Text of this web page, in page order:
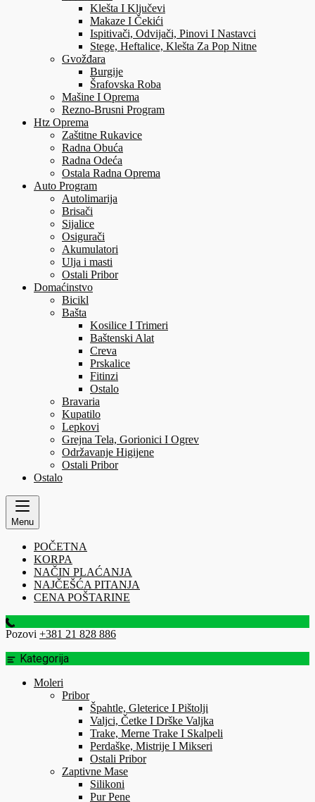
Klešta I Ključevi
Makaze I Čekići
Ispitivači, Odvijači, Pinovi I Nastavci
Stege, Heftalice, Klešta Za Pop Nitne
Gvožđara
Burgije
Šrafovska Roba
Mašine I Oprema
Rezno-Brusni Program
Htz Oprema
Zaštitne Rukavice
Radna Obuća
Radna Odeća
Ostala Radna Oprema
Auto Program
Autolimarija
Brisači
Sijalice
Osigurači
Akumulatori
Ulja i masti
Ostali Pribor
Domaćinstvo
Bicikl
Bašta
Kosilice I Trimeri
Baštenski Alat
Creva
Prskalice
Fitinzi
Ostalo
Bravaria
Kupatilo
Lepkovi
Grejna Tela, Gorionici I Ogrev
Održavanje Higijene
Ostali Pribor
Ostalo
Menu
POČETNA
KORPA
NAČIN PLAĆANJA
NAJČEŠĆA PITANJA
CENA POŠTARINE
Pozovi +381 21 828 886
Kategorija
Moleri
Pribor
Špahtle, Gleterice I Pištolji
Valjci, Četke I Drške Valjka
Trake, Merne Trake I Skalpeli
Perdaške, Mistrije I Mikseri
Ostali Pribor
Zaptivne Mase
Silikoni
Pur Pene